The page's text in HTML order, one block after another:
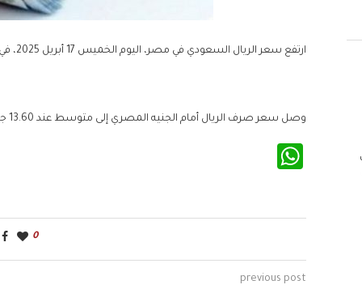
ارتفع سعر الريال السعودي في مصر، اليوم الخميس 17 أبريل 2025، في الصرافات.
وصل سعر صرف الريال أمام الجنيه المصري إلى متوسط عند 13.60 جنيه للشراء، و13.63 جنيه للبيع.
0
previous post